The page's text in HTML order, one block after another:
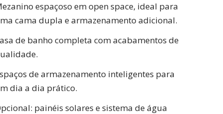
espaçoso em open space, ideal para
cama dupla e armazenamento adicional.
de banho completa com acabamentos de
de armazenamento inteligentes para
dia a dia prático.
painéis solares e sistema de água